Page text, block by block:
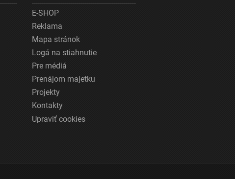
E-SHOP
Reklama
Mapa stránok
Logá na stiahnutie
Pre médiá
Prenájom majetku
Projekty
Kontakty
Upraviť cookies